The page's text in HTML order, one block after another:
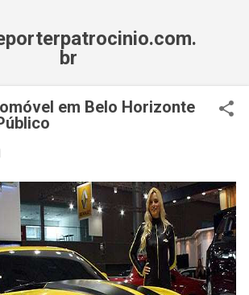
br
em Belo Horizonte